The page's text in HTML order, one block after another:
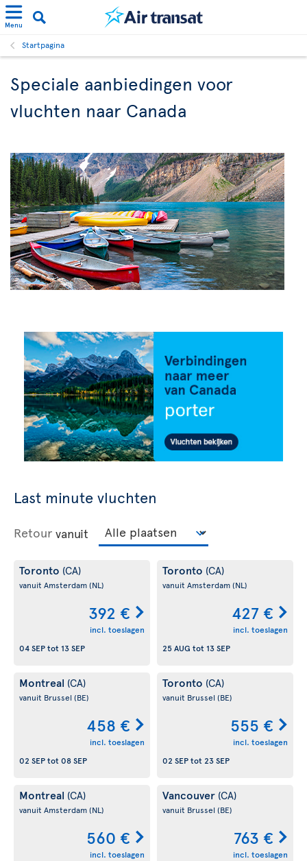
Menu
Startpagina
Speciale aanbiedingen voor
vluchten naar Canada
Last minute vluchten
Retour vanuit
Toronto (CA)
vanuit Amsterdam(NL)
392 €
incl. toeslagen
04 SEPtot 13 SEP
Toronto (CA)
vanuit Amsterdam(NL)
427 €
incl. toeslagen
25 AUG tot 13 SEP
Montreal (CA)
vanuit Brussel (BE)
458 €
incl. toeslagen
02 SEPtot 08 SEP
Toronto (CA)
vanuit Brussel (BE)
555 €
incl. toeslagen
02 SEPtot 23 SEP
Montreal (CA)
vanuit Amsterdam(NL)
560 €
incl. toeslagen
Vancouver (CA)
vanuit Brussel (BE)
763 €
incl. toeslagen